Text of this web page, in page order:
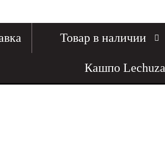
Товар в наличии
Кашпо Lechuza